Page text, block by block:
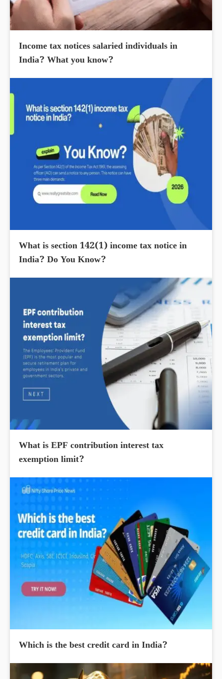
Income tax notices salaried individuals in
India? What you know?
What is section 142(1) income tax notice in
India? Do You Know?
What is EPF contribution interest tax
exemption limit?
Which is the best credit card in India?